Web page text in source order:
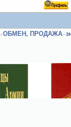
› ОБМЕН, ПРОДАЖА ›